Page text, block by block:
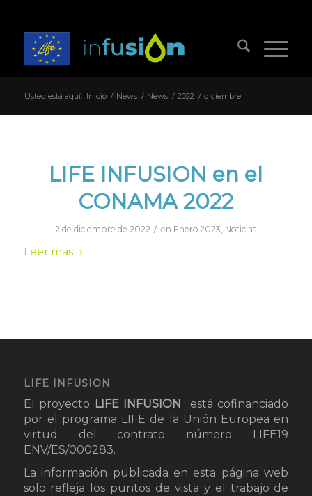
Usted está aquí: Inicio / News / News / 2022 / diciembre
LIFE INFUSION en el
CONAMA 2022
2 de diciembre de 2022 / en Enero 2023, Noticias
Leer más
LIFE INFUSION
El proyecto LIFE INFUSION
está cofinanciado
por el programa LIFE de la Unión Europea en
virtud del contrato número LIFE19
ENV/ES/000283.
La información publicada en esta página web
solo refleja los puntos de vista y el trabajo de